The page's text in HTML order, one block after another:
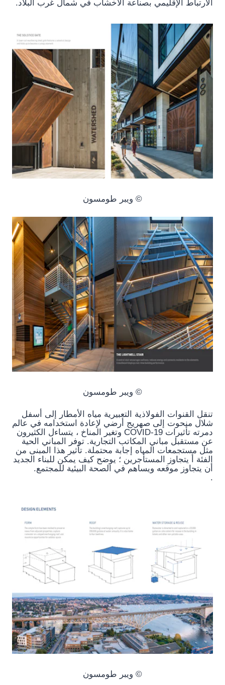
الارتباط الإقليمي بصناعة الأخشاب في شمال غرب البلاد.
© ويبر طومسون
© ويبر طومسون
تنقل القنوات الفولاذية التعبيرية مياه الأمطار إلى أسفل
شلال منحوت إلى صهريج أرضي لإعادة استخدامه في عالم
دمرته تأثيرات COVID-19 وتغير المناخ ، يتساءل الكثيرون
عن مستقبل مباني المكاتب التجارية. توفر المباني الحية
مثل مستجمعات المياه إجابة محتملة. تأثير هذا المبنى من
الفئة أ يتجاوز المستأجرين ؛ يوضح كيف يمكن للبناء الجديد
أن يتجاوز موقعه ويساهم في الصحة البيئية للمجتمع.
.
© ويبر طومسون